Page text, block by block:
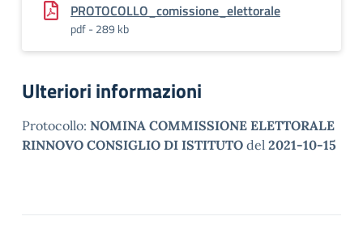
PROTOCOLLO_comissione_elettorale
pdf - 289 kb
Ulteriori informazioni
Protocollo: NOMINA COMMISSIONE ELETTORALE
RINNOVO CONSIGLIO DI ISTITUTO del 2021-10-15